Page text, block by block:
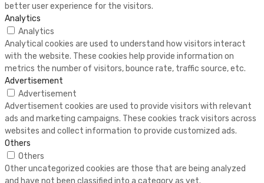
better user experience for the visitors.
Analytics
Analytics
Analytical cookies are used to understand how visitors interact
with the website. These cookies help provide information on
metrics the number of visitors, bounce rate, traffic source, etc.
Advertisement
Advertisement
Advertisement cookies are used to provide visitors with relevant
ads and marketing campaigns. These cookies track visitors across
websites and collect information to provide customized ads.
Others
Others
Other uncategorized cookies are those that are being analyzed